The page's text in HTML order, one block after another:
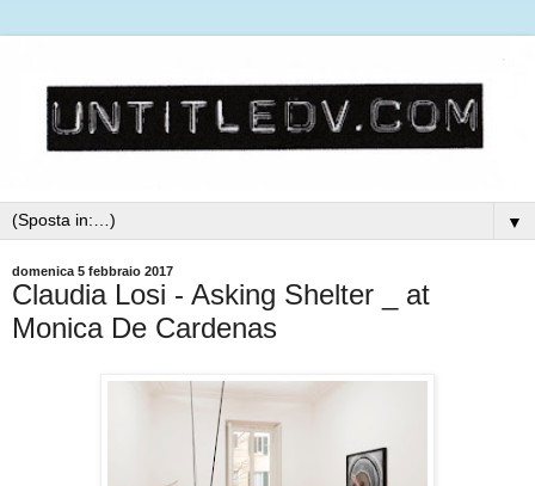
▼
domenica 5 febbraio 2017
Claudia Losi - Asking Shelter _ at
Monica De Cardenas